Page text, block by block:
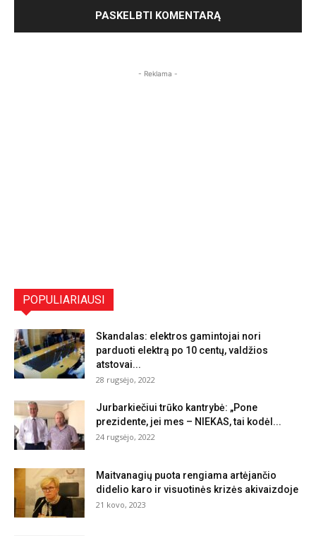
- Reklama -
POPULIARIAUSI
Skandalas: elektros gamintojai nori
parduoti elektrą po 10 centų, valdžios
atstovai...
28 rugsėjo, 2022
Jurbarkiečiui trūko kantrybė: „Pone
prezidente, jei mes – NIEKAS, tai kodėl...
24 rugsėjo, 2022
Maitvanagių puota rengiama artėjančio
didelio karo ir visuotinės krizės akivaizdoje
21 kovo, 2023